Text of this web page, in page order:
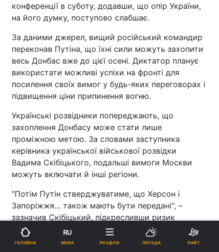
конференції в суботу, додавши, що опір України,
на його думку, поступово слабшає.
За даними джерел, вищий російський командир
переконав Путіна, що їхні сили можуть захопити
весь Донбас вже до цієї осені. Диктатор планує
використати можливі успіхи на фронті для
посилення своїх вимог у будь-яких переговорах і
підвищення ціни припинення вогню.
Українські розвідники попереджають, що
захоплення Донбасу може стати лише
проміжною метою. За словами заступника
керівника української військової розвідки
Вадима Скібіцького, подальші вимоги Москви
можуть включати й інші регіони.
"Потім Путін стверджуватиме, що Херсон і
Запоріжжя… також мають бути передані", –
зазначив Скібіцький, підкресливши ризик
розширення російських територіальних
претензій.
ГОЛОВНА
RU
МОВА РОЗДІЛИ ПОГОДА ЛАЙТ